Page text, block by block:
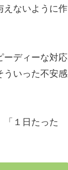
えないように作
ーディーな対応
ういった不安感
「１日たった